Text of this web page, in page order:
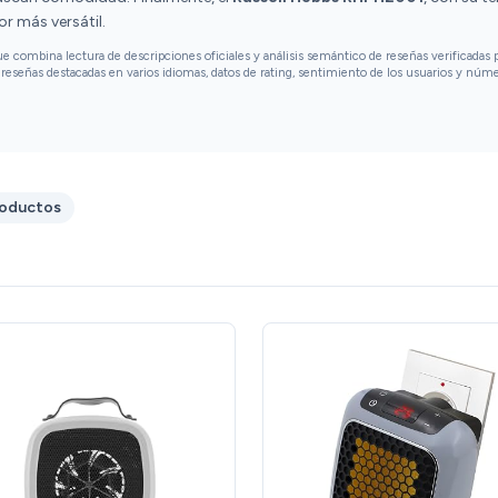
más versátil.
combina lectura de descripciones oficiales y análisis semántico de reseñas verificadas
destacadas en varios idiomas, datos de rating, sentimiento de los usuarios y